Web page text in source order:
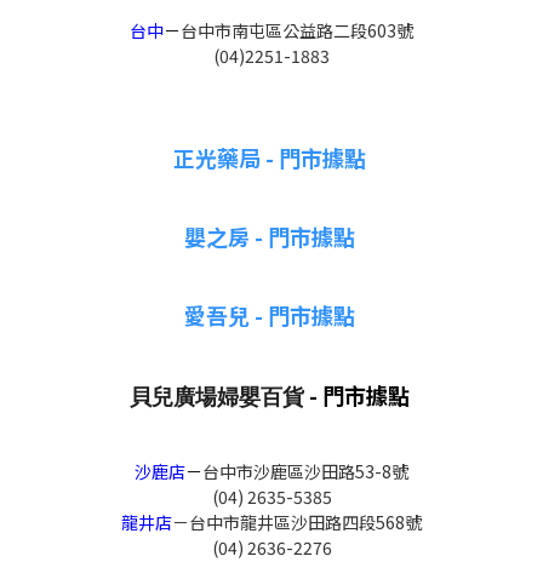
台中－台中市南屯區公益路二段603號
(04)2251-1883
正光藥局 - 門市據點
嬰之房 - 門市據點
愛吾兒 - 門市據點
貝兒廣場婦嬰百貨- 門市據點
沙鹿店－台中市沙鹿區沙田路53-8號
(04) 2635-5385
龍井店－台中市龍井區沙田路四段568號
(04) 2636-2276